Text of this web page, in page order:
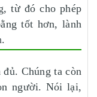
từ đó cho phép
tốt hơn, lành
Chúng ta còn
người. Nói lại,